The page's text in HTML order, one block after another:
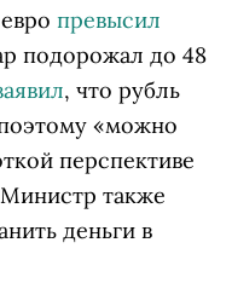
превысил
подорожал до 48
, что рубль
«можно
перспективе
также
деньги в